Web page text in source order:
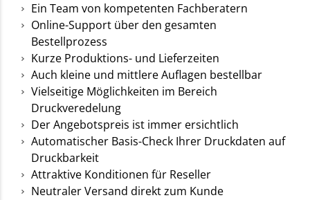
Ein Team von kompetenten Fachberatern
Online-Support über den gesamten
Bestellprozess
Kurze Produktions- und Lieferzeiten
Auch kleine und mittlere Auflagen bestellbar
Vielseitige Möglichkeiten im Bereich
Druckveredelung
Der Angebotspreis ist immer ersichtlich
Automatischer Basis-Check Ihrer Druckdaten auf
Druckbarkeit
Attraktive Konditionen für Reseller
Neutraler Versand direkt zum Kunde